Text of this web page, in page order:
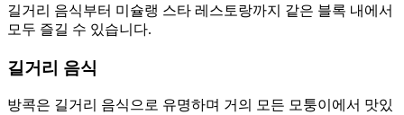
길거리 음식부터 미슐랭 스타 레스토랑까지 같은 블록 내에서
모두 즐길 수 있습니다.
길거리 음식
방콕은 길거리 음식으로 유명하며 거의 모든 모퉁이에서 맛있